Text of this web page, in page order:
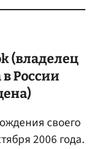
(владелец
России
своего
2006 года.